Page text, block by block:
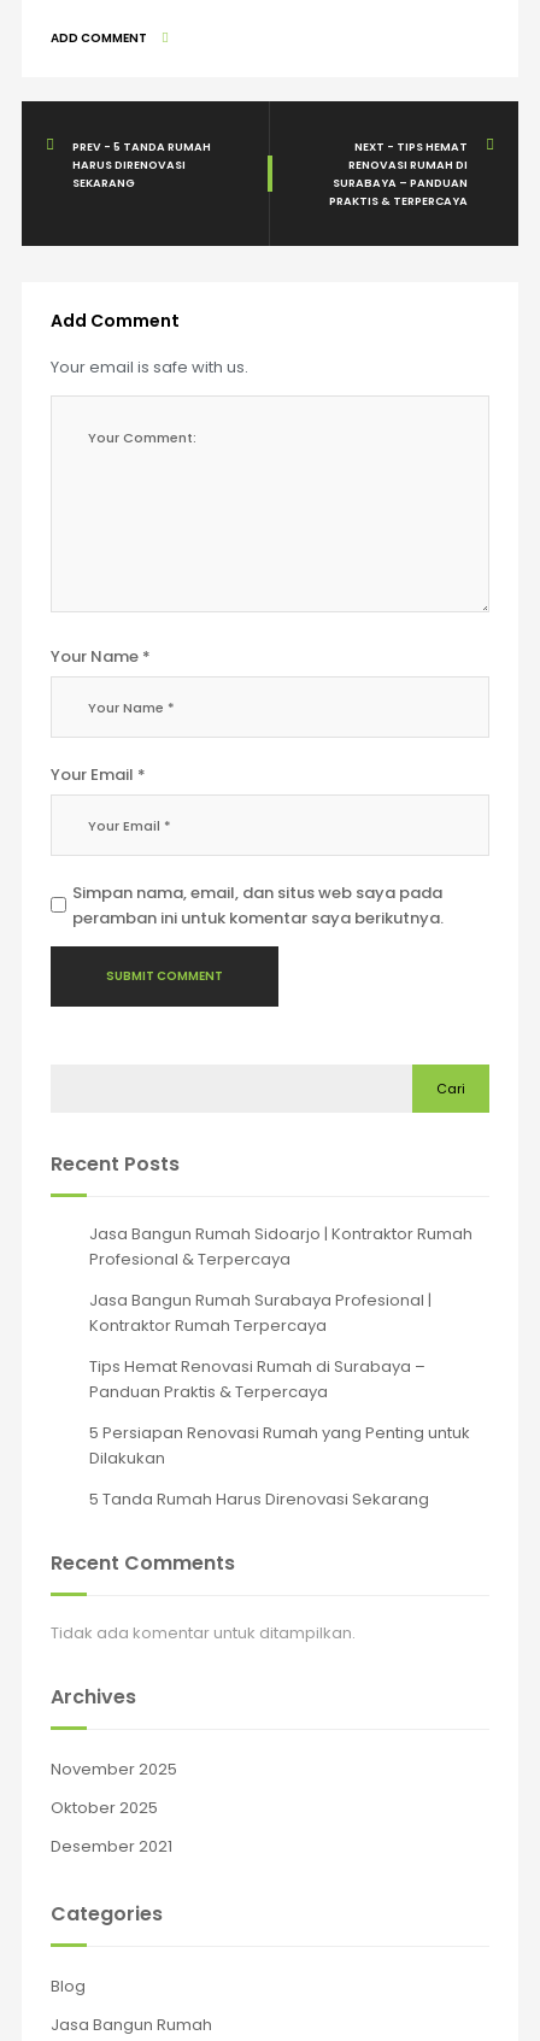
ADD COMMENT
PREV - 5 TANDA RUMAH
HARUS DIRENOVASI
SEKARANG
NEXT - TIPS HEMAT
RENOVASI RUMAH DI
SURABAYA – PANDUAN
PRAKTIS & TERPERCAYA
Add Comment
Your email is safe with us.
Your Name *
Your Email *
Simpan nama, email, dan situs web saya pada
peramban ini untuk komentar saya berikutnya.
Cari
Recent Posts
Jasa Bangun Rumah Sidoarjo | Kontraktor Rumah
Profesional & Terpercaya
Jasa Bangun Rumah Surabaya Profesional |
Kontraktor Rumah Terpercaya
Tips Hemat Renovasi Rumah di Surabaya –
Panduan Praktis & Terpercaya
5 Persiapan Renovasi Rumah yang Penting untuk
Dilakukan
5 Tanda Rumah Harus Direnovasi Sekarang
Recent Comments
Tidak ada komentar untuk ditampilkan.
Archives
November 2025
Oktober 2025
Desember 2021
Categories
Blog
Jasa Bangun Rumah